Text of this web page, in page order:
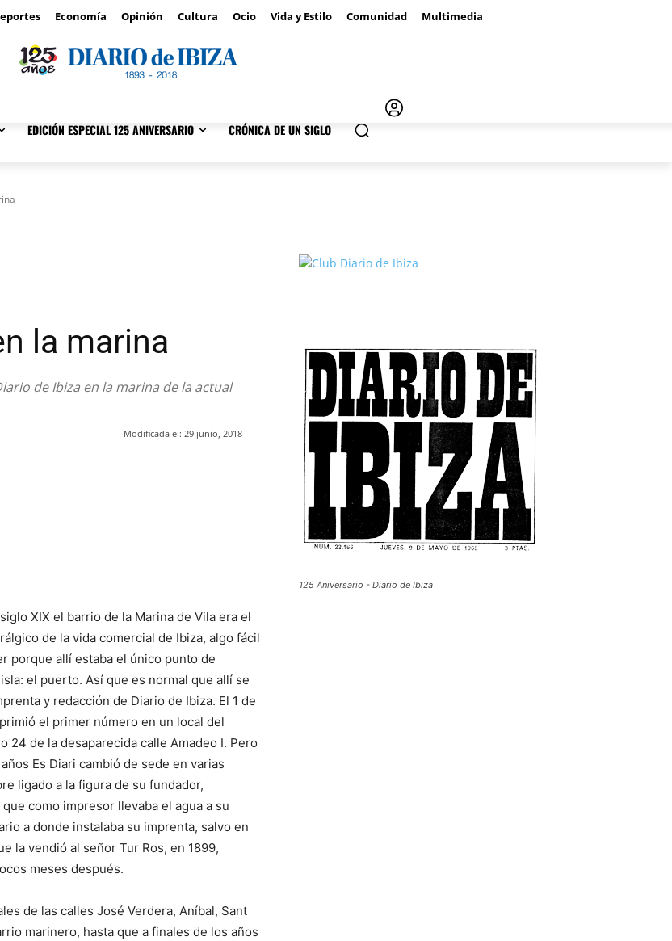
Economía Opinión Cultura Ocio Vida y Estilo Comunidad Multimedia
EDICIÓN ESPECIAL 125 ANIVERSARIO CRÓNICA DE UN SIGLO
la marina
de Ibiza en la marina de la actual
Modificada el: 29 junio, 2018
XIX el barrio de la Marina de Vila era el
de la vida comercial de Ibiza, algo fácil
porque allí estaba el único punto de
el puerto. Así que es normal que allí se
y redacción de Diario de Ibiza. El 1 de
el primer número en un local del
24 de la desaparecida calle Amadeo I. Pero
Es Diari cambió de sede en varias
ligado a la figura de su fundador,
como impresor llevaba el agua a su
a donde instalaba su imprenta, salvo en
la vendió al señor Tur Ros, en 1899,
meses después.
de las calles José Verdera, Aníbal, Sant
marinero, hasta que a finales de los años
125 Aniversario - Diario de Ibiza